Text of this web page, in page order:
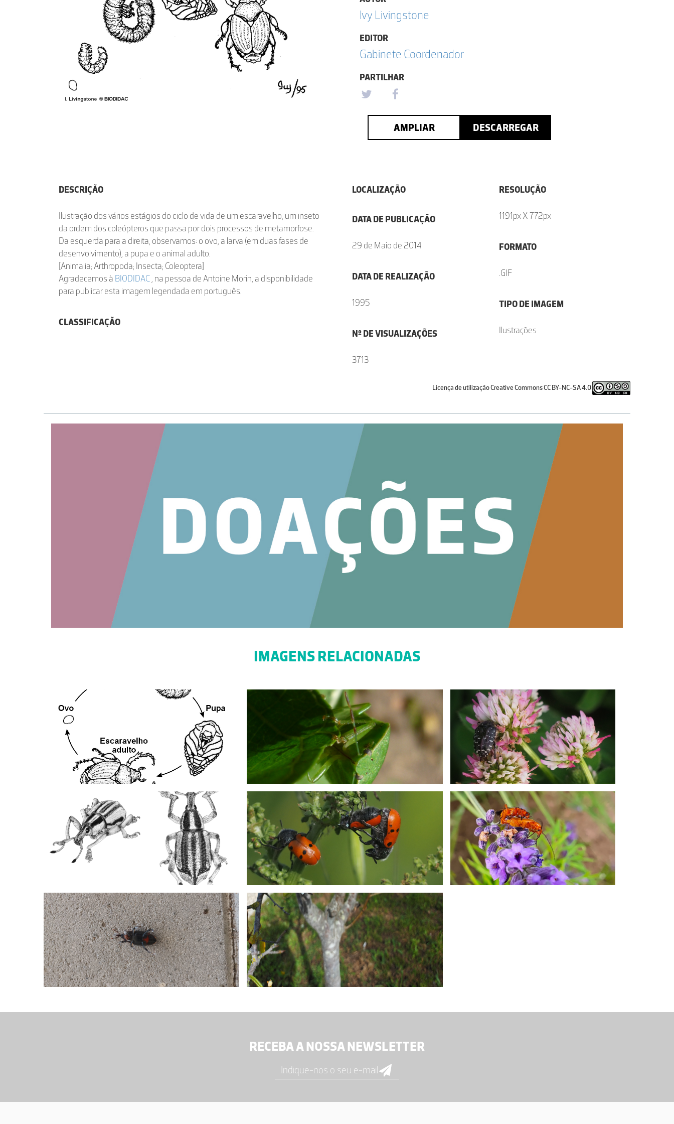
Ivy Livingstone
EDITOR
Gabinete Coordenador
PARTILHAR
AMPLIAR DESCARREGAR
DESCRIÇÃO
Ilustração dos vários estágios do ciclo de vida de um escaravelho, um inseto
da ordem dos coleópteros que passa por dois processos de metamorfose.
Da esquerda para a direita, observamos: o ovo, a larva (em duas fases de
desenvolvimento), a pupa e o animal adulto.
[Animalia; Arthropoda; Insecta; Coleoptera]
Agradecemos à BIODIDAC, na pessoa de Antoine Morin, a disponibilidade
para publicar esta imagem legendada em português.
CLASSIFICAÇÃO
LOCALIZAÇÃO
DATA DE PUBLICAÇÃO
29 de Maio de 2014
DATA DE REALIZAÇÃO
1995
Nº DE VISUALIZAÇÕES
3713
RESOLUÇÃO
1191px X 772px
FORMATO
.GIF
TIPO DE IMAGEM
Ilustrações
Licença de utilização Creative Commons CC BY-NC-SA 4.0
IMAGENS RELACIONADAS
RECEBA A NOSSA NEWSLETTER